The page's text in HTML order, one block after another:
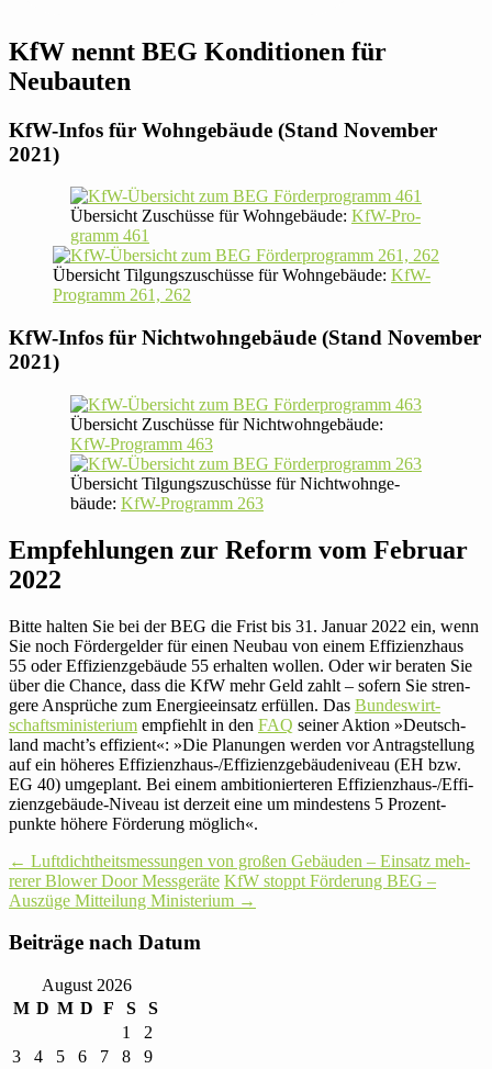
KfW nennt BEG Kon­di­tionen für
Neubauten
KfW-Infos für Wohn­ge­bäude (Stand November
2021)
Über­sicht Zuschüsse für Wohn­ge­bäude: KfW-Pro­
gramm 461
Über­sicht Til­gungs­zu­schüsse für Wohn­ge­bäude: KfW-
Pro­gramm 261, 262
KfW-Infos für Nicht­wohn­ge­bäude (Stand November
2021)
Über­sicht Zuschüsse für Nicht­wohn­ge­bäude:
KfW-Pro­gramm 463
Über­sicht Til­gungs­zu­schüsse für Nicht­wohn­ge­
bäude: KfW-Pro­gramm 263
Emp­feh­lungen zur Reform vom Februar
2022
Bitte halten Sie bei der BEG die Frist bis 31. Januar 2022 ein, wenn
Sie noch För­der­gelder für einen Neubau von einem Effizienz­haus
55 oder Effizienz­gebäude 55 erhalten wollen. Oder wir beraten Sie
über die Chance, dass die KfW mehr Geld zahlt – sofern Sie stren­
gere Ansprüche zum Ener­gie­ein­satz erfüllen. Das Bun­des­wirt­
schafts­mi­nis­te­rium emp­fiehlt in den FAQ seiner Aktion »Deutsch­
land macht’s effi­zient«: »Die Pla­nungen werden vor Antrag­stel­lung
auf ein höheres Effizienz­haus-/Ef­fi­zi­enz­ge­bäu­de­ni­veau (EH bzw.
EG 40) umge­plant. Bei einem ambi­tio­nier­teren Effizienz­haus-/Ef­fi­
zi­enz­ge­bäude-Niveau ist derzeit eine um min­des­tens 5 Pro­zent­
punkte höhere För­de­rung möglich«.
Post
navigation
← Luft­dicht­heits­mes­sungen von großen Gebäuden – Einsatz meh­
rerer Blower Door Messgeräte KfW stoppt För­de­rung BEG –
Auszüge Mit­tei­lung Ministerium →
Bei­träge nach Datum
August 2026
M D M D F S
S
1
2
3
4 5 6 7 8
9